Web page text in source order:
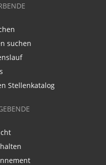
suchen
Stellenkatalog